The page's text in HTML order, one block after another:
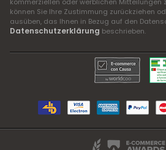
können Sie Ihre Zustimmung zurückziehen
ausüben, das Ihnen in Bezug auf den
Datenschutzerklärung beschrieben.